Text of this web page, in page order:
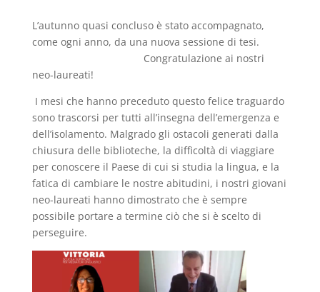
L’autunno quasi concluso è stato accompagnato,
come ogni anno, da una nuova sessione di tesi.
Congratulazione ai nostri
neo-laureati!
I mesi che hanno preceduto questo felice traguardo
sono trascorsi per tutti all’insegna dell’emergenza e
dell’isolamento. Malgrado gli ostacoli generati dalla
chiusura delle biblioteche, la difficoltà di viaggiare
per conoscere il Paese di cui si studia la lingua, e la
fatica di cambiare le nostre abitudini, i nostri giovani
neo-laureati hanno dimostrato che è sempre
possibile portare a termine ciò che si è scelto di
perseguire.